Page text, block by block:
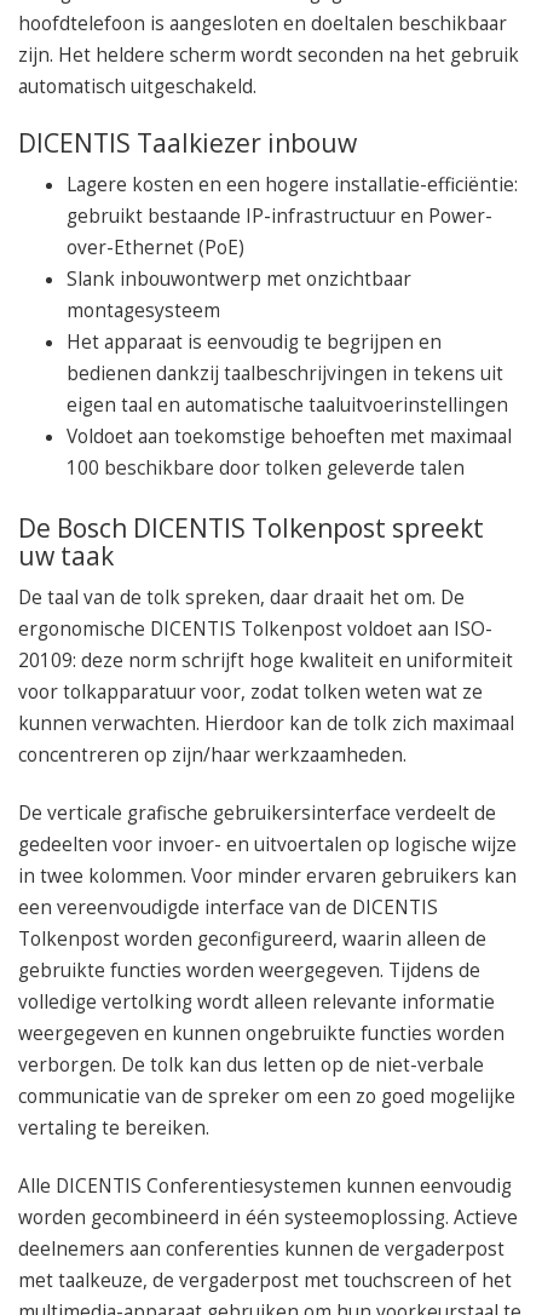
hoofdtelefoon is aangesloten en doeltalen beschikbaar
zijn. Het heldere scherm wordt seconden na het gebruik
automatisch uitgeschakeld.
DICENTIS Taalkiezer inbouw
Lagere kosten en een hogere installatie-efficiëntie:
gebruikt bestaande IP-infrastructuur en Power-
over-Ethernet (PoE)
Slank inbouwontwerp met onzichtbaar
montagesysteem
Het apparaat is eenvoudig te begrijpen en
bedienen dankzij taalbeschrijvingen in tekens uit
eigen taal en automatische taaluitvoerinstellingen
Voldoet aan toekomstige behoeften met maximaal
100 beschikbare door tolken geleverde talen
De Bosch DICENTIS Tolkenpost spreekt
uw taak
De taal van de tolk spreken, daar draait het om. De
ergonomische DICENTIS Tolkenpost voldoet aan ISO-
20109: deze norm schrijft hoge kwaliteit en uniformiteit
voor tolkapparatuur voor, zodat tolken weten wat ze
kunnen verwachten. Hierdoor kan de tolk zich maximaal
concentreren op zijn/haar werkzaamheden.
De verticale grafische gebruikersinterface verdeelt de
gedeelten voor invoer- en uitvoertalen op logische wijze
in twee kolommen. Voor minder ervaren gebruikers kan
een vereenvoudigde interface van de DICENTIS
Tolkenpost worden geconfigureerd, waarin alleen de
gebruikte functies worden weergegeven. Tijdens de
volledige vertolking wordt alleen relevante informatie
weergegeven en kunnen ongebruikte functies worden
verborgen. De tolk kan dus letten op de niet-verbale
communicatie van de spreker om een zo goed mogelijke
vertaling te bereiken.
Alle DICENTIS Conferentiesystemen kunnen eenvoudig
worden gecombineerd in één systeemoplossing. Actieve
deelnemers aan conferenties kunnen de vergaderpost
met taalkeuze, de vergaderpost met touchscreen of het